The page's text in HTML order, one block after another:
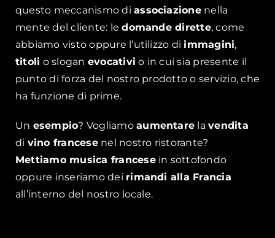
questo meccanismo diassociazionenella
mente del cliente: ledomande dirette, come
abbiamo visto oppure l’utilizzo diimmagini,
titoli o slogan evocativi o in cui sia presente il
punto di forza del nostro prodotto o servizio, che
ha funzione di prime.
Un esempio? Vogliamoaumentare lavendita
di vino francesenel nostro ristorante?
Mettiamo musica francesein sottofondo
oppure inseriamo dei rimandi alla Francia
all’interno del nostro locale.